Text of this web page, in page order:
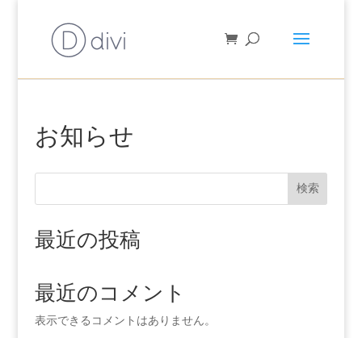
お知らせ
検索
最近の投稿
最近のコメント
表示できるコメントはありません。